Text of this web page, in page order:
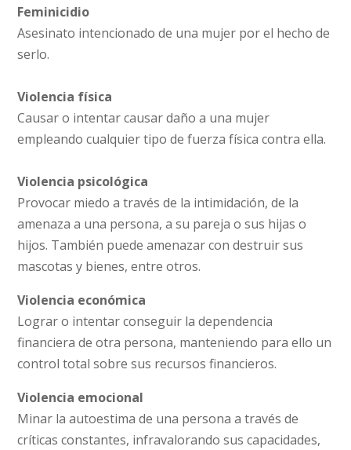
Feminicidio
Asesinato intencionado de una mujer por el hecho de
serlo.
Violencia física
Causar o intentar causar daño a una mujer
empleando cualquier tipo de fuerza física contra ella.
Violencia psicológica
Provocar miedo a través de la intimidación, de la
amenaza a una persona, a su pareja o sus hijas o
hijos. También puede amenazar con destruir sus
mascotas y bienes, entre otros.
Violencia económica
Lograr o intentar conseguir la dependencia
financiera de otra persona, manteniendo para ello un
control total sobre sus recursos financieros.
Violencia emocional
Minar la autoestima de una persona a través de
críticas constantes, infravalorando sus capacidades,